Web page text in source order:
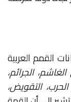
القمم العربية
الجرائم،
التقويض،